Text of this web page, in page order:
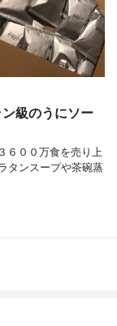
級のうにソー
６００万食を売り上
タンスープや茶碗蒸